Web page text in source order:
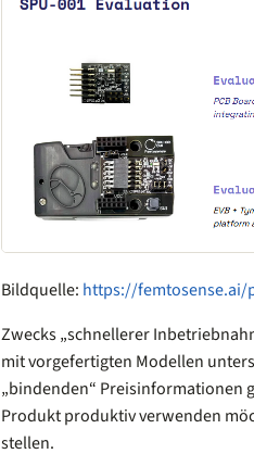
Bildquelle: https://
Zwecks „schnellerer
mit vorgefertigten Modellen
„bindenden“ Preisinformationen
Produkt produktiv verwenden
stellen.